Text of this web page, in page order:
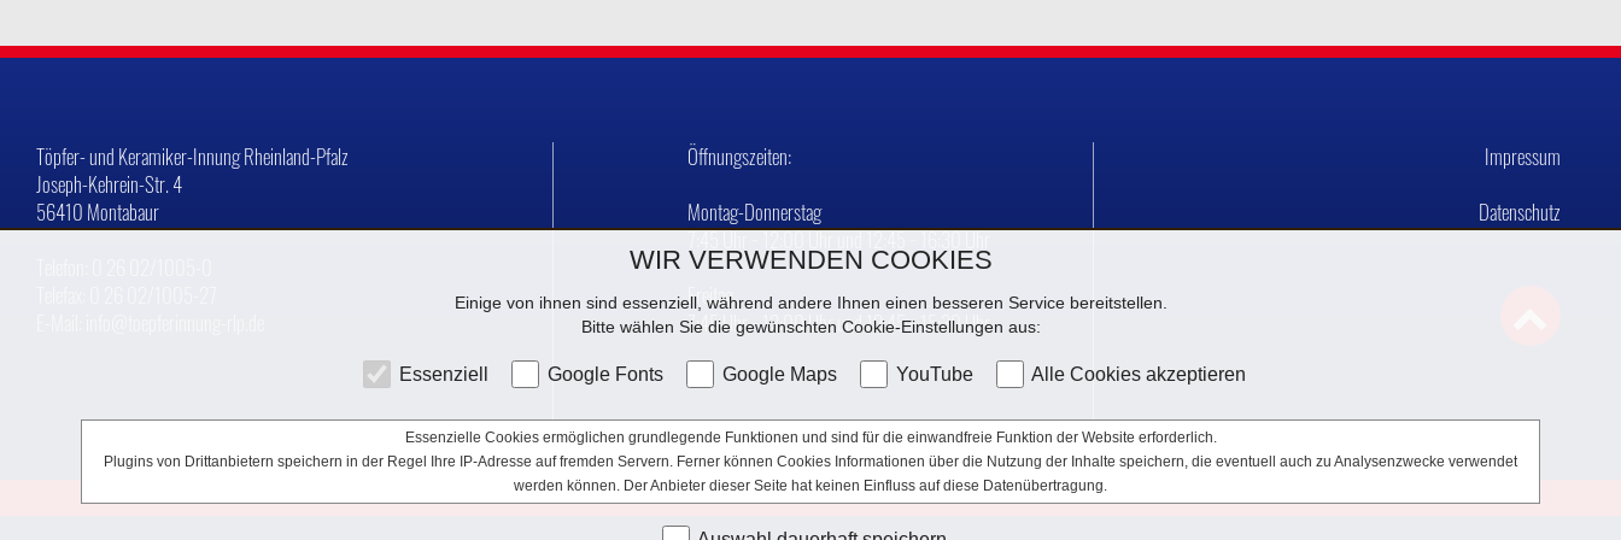
Töpfer- und Keramiker-Innung Rheinland-Pfalz
Joseph-Kehrein-Str. 4
56410 Montabaur
Öffnungszeiten:
Montag-Donnerstag
7:45 Uhr − 12:00 Uhr und 12:45 − 16:30 Uhr
Freitag
7:45 Uhr − 12:00 Uhr und 12:45 − 15:30 Uhr
Impressum
Datenschutz
WIR VERWENDEN COOKIES
Einige von ihnen sind essenziell, während andere Ihnen einen besseren Service bereitstellen.
Bitte wählen Sie die gewünschten Cookie-Einstellungen aus:
Essenziell Google Fonts Google Maps YouTube Alle Cookies akzeptieren
Essenzielle Cookies ermöglichen grundlegende Funktionen und sind für die einwandfreie Funktion der Website erforderlich.
Plugins von Drittanbietern speichern in der Regel Ihre IP-Adresse auf fremden Servern. Ferner können Cookies Informationen über die Nutzung der Inhalte speichern, die eventuell auch zu Analysenzwecke verwendet
werden können. Der Anbieter dieser Seite hat keinen Einfluss auf diese Datenübertragung.